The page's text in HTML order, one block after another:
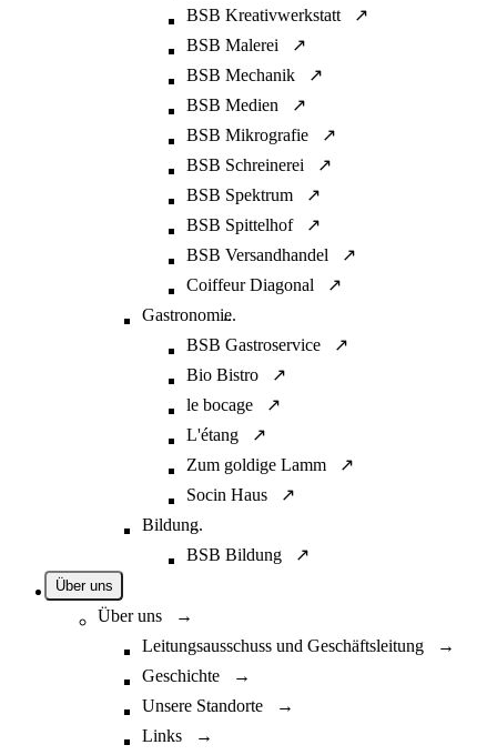
BSB Kreativwerkstatt ↗
BSB Malerei ↗
BSB Mechanik ↗
BSB Medien ↗
BSB Mikrografie ↗
BSB Schreinerei ↗
BSB Spektrum ↗
BSB Spittelhof ↗
BSB Versandhandel ↗
Coiffeur Diagonal ↗
Gastronomie...
BSB Gastroservice ↗
Bio Bistro ↗
le bocage ↗
L'étang ↗
Zum goldige Lamm ↗
Socin Haus ↗
Bildung...
BSB Bildung ↗
Über uns
Über uns →
Leitungsausschuss und Geschäftsleitung →
Geschichte →
Unsere Standorte →
Links →